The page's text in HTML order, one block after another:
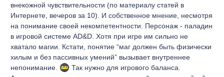
внекожной чувствительности (по материалу статей в
Интернете, вечеров за 10). И собственное мнение, несмотря
на понимание своей некомпетентности. Персонаж - паладин
в игровой системе AD&D. Хотя при игре им сильно не
хватало магии. Кстати, понятие “маг должен быть физически
хилым и без пассивных умений” вызывает внутреннее
непонимание.
Так нужно для игрового баланса.